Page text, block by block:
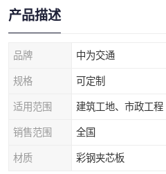
产品描述
品牌 中为交通
规格 可定制
适用范围 建筑工地、市政工程
销售范围 全国
材质 彩钢夹芯板